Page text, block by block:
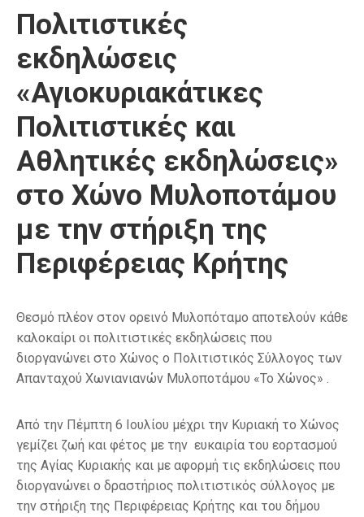
Πολιτιστικές
εκδηλώσεις
«Αγιοκυριακάτικες
Πολιτιστικές και
Αθλητικές εκδηλώσεις»
στο Χώνο Μυλοποτάμου
με την στήριξη της
Περιφέρειας Κρήτης
Θεσμό πλέον στον ορεινό Μυλοπόταμο αποτελούν κάθε
καλοκαίρι οι πολιτιστικές εκδηλώσεις που
διοργανώνει στο Χώνος ο Πολιτιστικός Σύλλογος των
Απανταχού Χωνιανιανών Μυλοποτάμου «Το Χώνος» .
Από την Πέμπτη 6 Ιουλίου μέχρι την Κυριακή το Χώνος
γεμίζει ζωή και φέτος με την ευκαιρία του εορτασμού
της Αγίας Κυριακής και με αφορμή τις εκδηλώσεις που
διοργανώνει ο δραστήριος πολιτιστικός σύλλογος με
την στήριξη της Περιφέρειας Κρήτης και του δήμου